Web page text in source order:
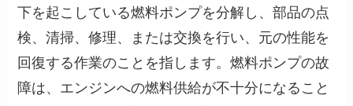
下を起こしている燃料ポンプを分解し、部品の点
検、清掃、修理、または交換を行い、元の性能を
回復する作業のことを指します。燃料ポンプの故
障は、エンジンへの燃料供給が不十分になること